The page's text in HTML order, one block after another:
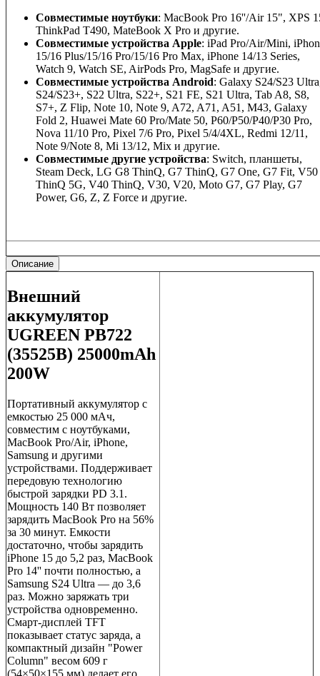
Совместимые ноутбуки: MacBook Pro 16''/Air 15", XPS
ThinkPad T490, MateBook X Pro и другие.
Совместимые устройства Apple: iPad Pro/Air/Mini,
15/16 Plus/15/16 Pro/15/16 Pro Max, iPhone 14/13 Series,
Watch 9, Watch SE, AirPods Pro, MagSafe и другие.
Совместимые устройства Android: Galaxy S24/S23
S24/S23+, S22 Ultra, S22+, S21 FE, S21 Ultra, Tab A8, S8,
S7+, Z Flip, Note 10, Note 9, A72, A71, A51, M43, Galaxy
Fold 2, Huawei Mate 60 Pro/Mate 50, P60/P50/P40/P30 Pro,
Nova 11/10 Pro, Pixel 7/6 Pro, Pixel 5/4/4XL, Redmi 12/11,
Note 9/Note 8, Mi 13/12, Mix и другие.
Совместимые другие устройства: Switch, планшеты,
Steam Deck, LG G8 ThinQ, G7 ThinQ, G7 One, G7 Fit, V50
ThinQ 5G, V40 ThinQ, V30, V20, Moto G7, G7 Play, G7
Power, G6, Z, Z Force и другие.
Описание
Внешний
аккумулятор
UGREEN PB722
(35525B) 25000mAh
200W
Портативный аккумулятор с
емкостью 25 000 мАч,
совместим с ноутбуками,
MacBook Pro/Air, iPhone,
Samsung и другими
устройствами. Поддерживает
передовую технологию
быстрой зарядки PD 3.1.
Мощность 140 Вт позволяет
зарядить MacBook Pro на 56%
за 30 минут. Емкости
достаточно, чтобы зарядить
iPhone 15 до 5,2 раз, MacBook
Pro 14'' почти полностью, а
Samsung S24 Ultra — до 3,6
раз. Можно заряжать три
устройства одновременно.
Смарт-дисплей TFT
показывает статус заряда, а
компактный дизайн "Power
Column" весом 609 г